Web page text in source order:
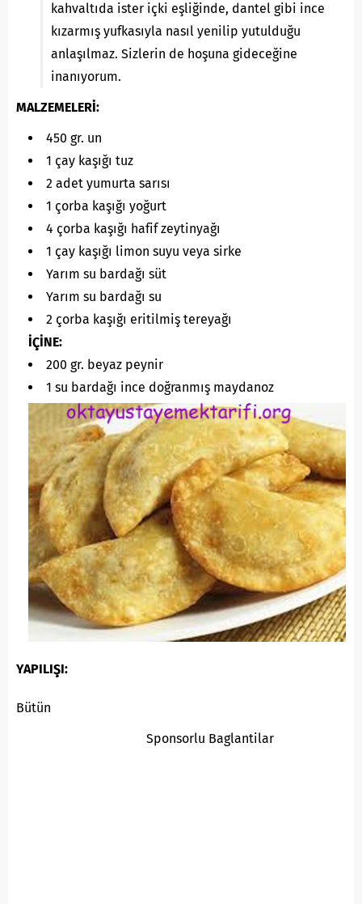
kahvaltıda ister içki eşliğinde, dantel gibi ince
kızarmış yufkasıyla nasıl yenilip yutulduğu
anlaşılmaz. Sizlerin de hoşuna gideceğine
inanıyorum.
MALZEMELERİ:
450 gr. un
1 çay kaşığı tuz
2 adet yumurta sarısı
1 çorba kaşığı yoğurt
4 çorba kaşığı hafif zeytinyağı
1 çay kaşığı limon suyu veya sirke
Yarım su bardağı süt
Yarım su bardağı su
2 çorba kaşığı eritilmiş tereyağı
İÇİNE:
200 gr. beyaz peynir
1 su bardağı ince doğranmış maydanoz
YAPILIŞI:
Sponsorlu Baglantilar
Bütün